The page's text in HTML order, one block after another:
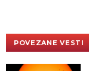
POVEZANE VESTI